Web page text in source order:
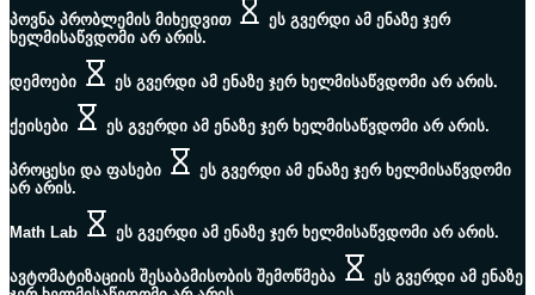
პოვნა პრობლემის მიხედვით
ეს გვერდი ამ ენაზე ჯერ
ხელმისაწვდომი არ არის.
დემოები ეს გვერდი ამ ენაზე ჯერ ხელმისაწვდომი არ არის.
ქეისები ეს გვერდი ამ ენაზე ჯერ ხელმისაწვდომი არ არის.
პროცესი და ფასები
ეს გვერდი ამ ენაზე ჯერ ხელმისაწვდომი
არ არის.
Math Lab ეს გვერდი ამ ენაზე ჯერ ხელმისაწვდომი არ არის.
ავტომატიზაციის შესაბამისობის შემოწმება
ეს გვერდი ამ ენაზე